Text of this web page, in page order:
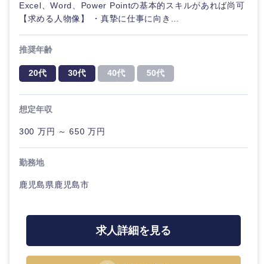
中国・四国地方
鳥取県
岡山県
Excel、Word、Power Pointの基本的スキルがあれば尚可
【求める人物像】 ・真摯に仕事に向き...
推奨年齢
20代 30代 40代 50代
想定年収
300 万円 ～ 650 万円
勤務地
鹿児島県鹿児島市
求人詳細を見る